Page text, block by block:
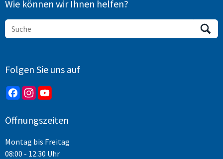
Wie können wir Ihnen helfen?
Folgen Sie uns auf
Öffnungszeiten
Montag bis Freitag
08:00 - 12:30 Uhr